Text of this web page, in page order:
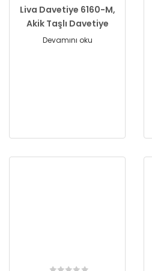
Liva Davetiye 6160-M,
Akik Taşlı Davetiye
Devamını oku